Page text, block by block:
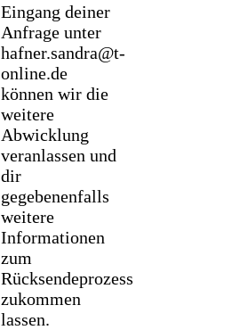
Eingang deiner
Anfrage unter
hafner.sandra@t-
online.de
können wir die
weitere
Abwicklung
veranlassen und
dir
gegebenenfalls
weitere
Informationen
zum
Rücksendeprozess
zukommen
lassen.